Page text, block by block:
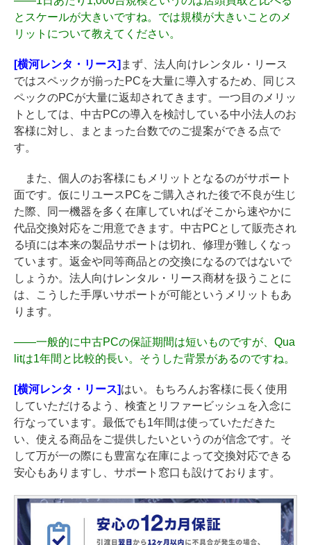
とスケールが大きいですね。では規模が大きいことのメ
リットについて教えてください。
[横河レンタ・リース] まず、法人向けレンタル・リース
ではスペックが揃ったPCを大量に導入するため、同じス
ペックのPCが大量に返却されてきます。一つ目のメリッ
トとしては、中古PCの導入を検討している中小法人のお
客様に対し、まとまった台数でのご提案ができる点で
す。
また、個人のお客様にもメリットとなるのがサポート
面です。仮にリユースPCをご購入された後で不良が生じ
た際、同一機器を多く在庫していればそこから速やかに
代品交換対応をご用意できます。中古PCとして販売され
る頃には本来の製品サポートは切れ、修理が難しくなっ
ています。返金や同等商品との交換になるのではないで
しょうか。法人向けレンタル・リース商材を扱うことに
は、こうした手厚いサポートが可能というメリットもあ
ります。
――一般的に中古PCの保証期間は短いものですが、Qua
litは1年間と比較的長い。そうした背景があるのですね。
[横河レンタ・リース]はい。もちろんお客様に長く使用
していただけるよう、検査とリファービッシュを入念に
行なっています。最低でも1年間は使っていただきた
い、使える商品をご提供したいというのが信念です。そ
して万が一の際にも豊富な在庫によって交換対応できる
安心もありますし、サポート窓口も設けております。